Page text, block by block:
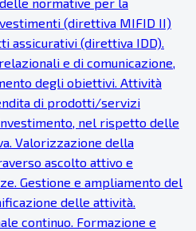
(direttiva MIFID II)
assicurativi (direttiva IDD).
e di comunicazione,
degli obiettivi. Attività
di prodotti/servizi
nel rispetto delle
Valorizzazione della
ascolto attivo e
Gestione e ampliamento del
delle attività.
continuo. Formazione e